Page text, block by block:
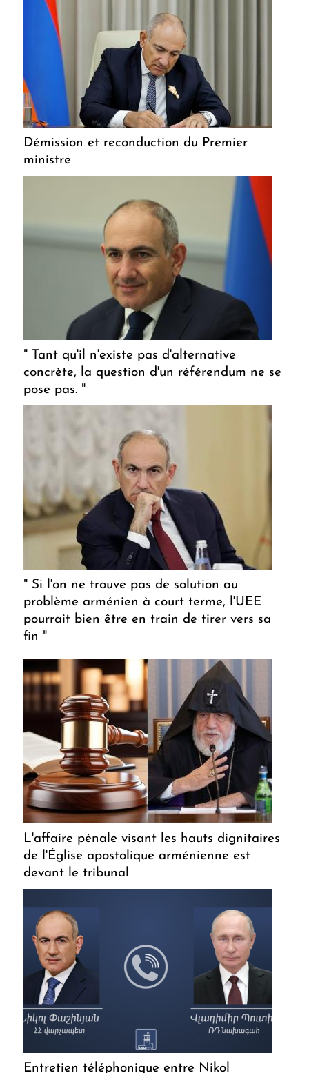
Démission et reconduction du Premier
ministre
" Tant qu'il n'existe pas d'alternative
concrète, la question d'un référendum ne se
pose pas. "
" Si l'on ne trouve pas de solution au
problème arménien à court terme, l'UEE
pourrait bien être en train de tirer vers sa
fin "
L'affaire pénale visant les hauts dignitaires
de l'Église apostolique arménienne est
devant le tribunal
Entretien téléphonique entre Nikol